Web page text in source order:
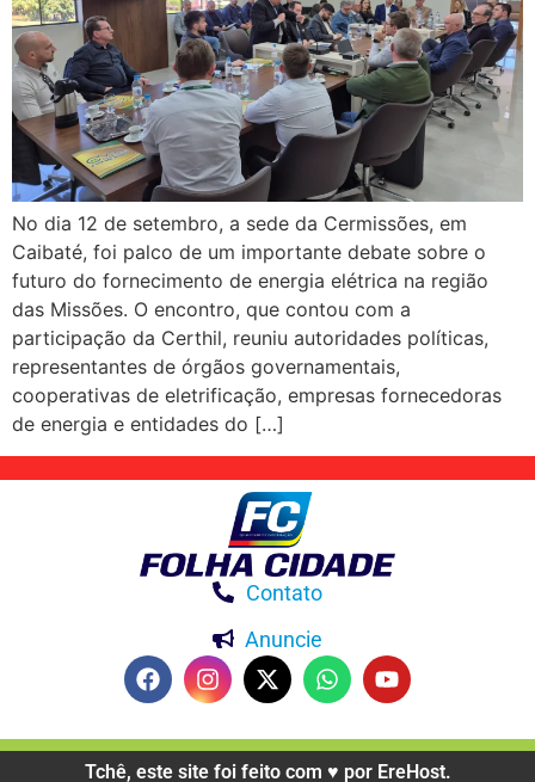
No dia 12 de setembro, a sede da Cermissões, em
Caibaté, foi palco de um importante debate sobre o
futuro do fornecimento de energia elétrica na região
das Missões. O encontro, que contou com a
participação da Certhil, reuniu autoridades políticas,
representantes de órgãos governamentais,
cooperativas de eletrificação, empresas fornecedoras
de energia e entidades do […]
Contato
Anuncie
Tchê, este site foi feito com ♥️ por EreHost.